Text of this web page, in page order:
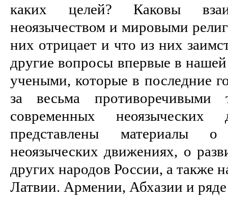
каких целей? Каковы
неоязычеством и мировыми
них отрицает и что из них
другие вопросы впервые в
учеными, которые в последние
за весьма противоречивыми
современных
представлены материалы
неоязыческих движениях, о
других народов России, а также
Латвии. Армении, Абхазии и